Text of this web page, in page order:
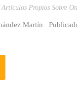
Artículos Propios Sobre
Martín